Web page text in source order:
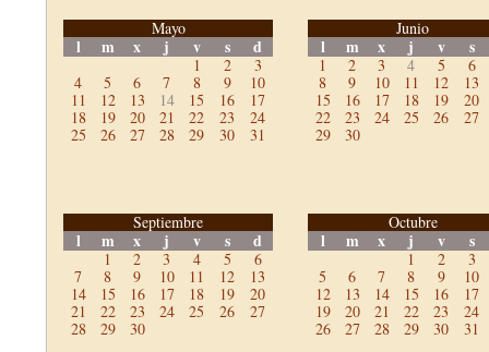
Mayo
l m x j v s d
1 2
3
4
5 6 7 8 9
10
11
12 13 14 15 16
17
18
19 20 21 22 23
24
25
26 27 28 29 30 31
Junio
l m x j v s
1 2 3 4 5
6
8
9 10 11 12
13
15
16 17 18 19
20
22
23 24 25 26
27
29
30
Septiembre
l m x j v s d
1 2 3 4 5
6
7
8 9 10 11 12
13
14
15 16 17 18 19
20
21
22 23 24 25 26
27
28
29 30
Octubre
l m x j v s
1 2
3
5
6 7 8 9
10
12
13 14 15 16
17
19
20 21 22 23
24
26
27 28 29 30 31